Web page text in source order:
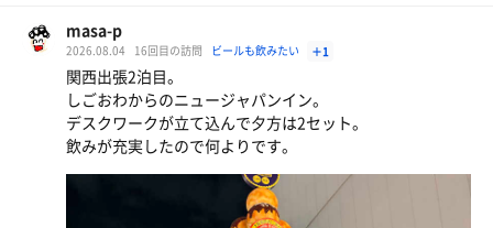
明太クリームのおうどん+粉チーズ
初つるとんたん！北新地の夜感を横目に初訪問。一番
1階高温サウナ自動ロウリュ→水風呂→内気浴
サウナはパンツを履くシステム🩳
各階色々な所にパンツが置いてある🩳
お風呂はパンツを脱ぐシステム🛀
masa-p
2026.08.04 16回目の訪問 ビールも飲みたい ＋1
関西出張2泊目。
しごおわからのニュージャパンイン。
デスクワークが立て込んで夕方は2セット。
飲みが充実したので何よりです。